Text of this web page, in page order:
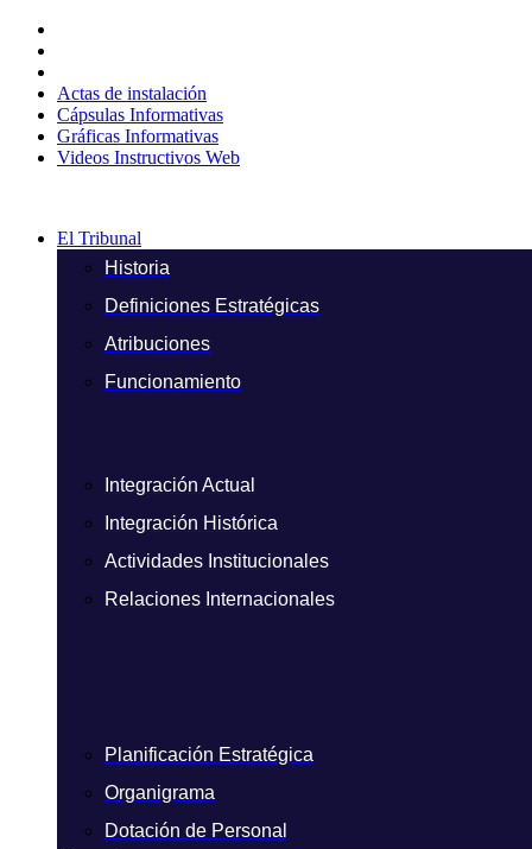
contenido
Actas de instalación
Cápsulas Informativas
Gráficas Informativas
Videos Instructivos Web
El Tribunal
Historia
Definiciones Estratégicas
Atribuciones
Funcionamiento
Integración Actual
Integración Histórica
Actividades Institucionales
Relaciones Internacionales
Planificación Estratégica
Organigrama
Dotación de Personal